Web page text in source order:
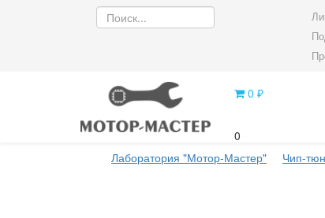
0 ₽
0
Лаборатория "Мотор-Мастер" Чип-